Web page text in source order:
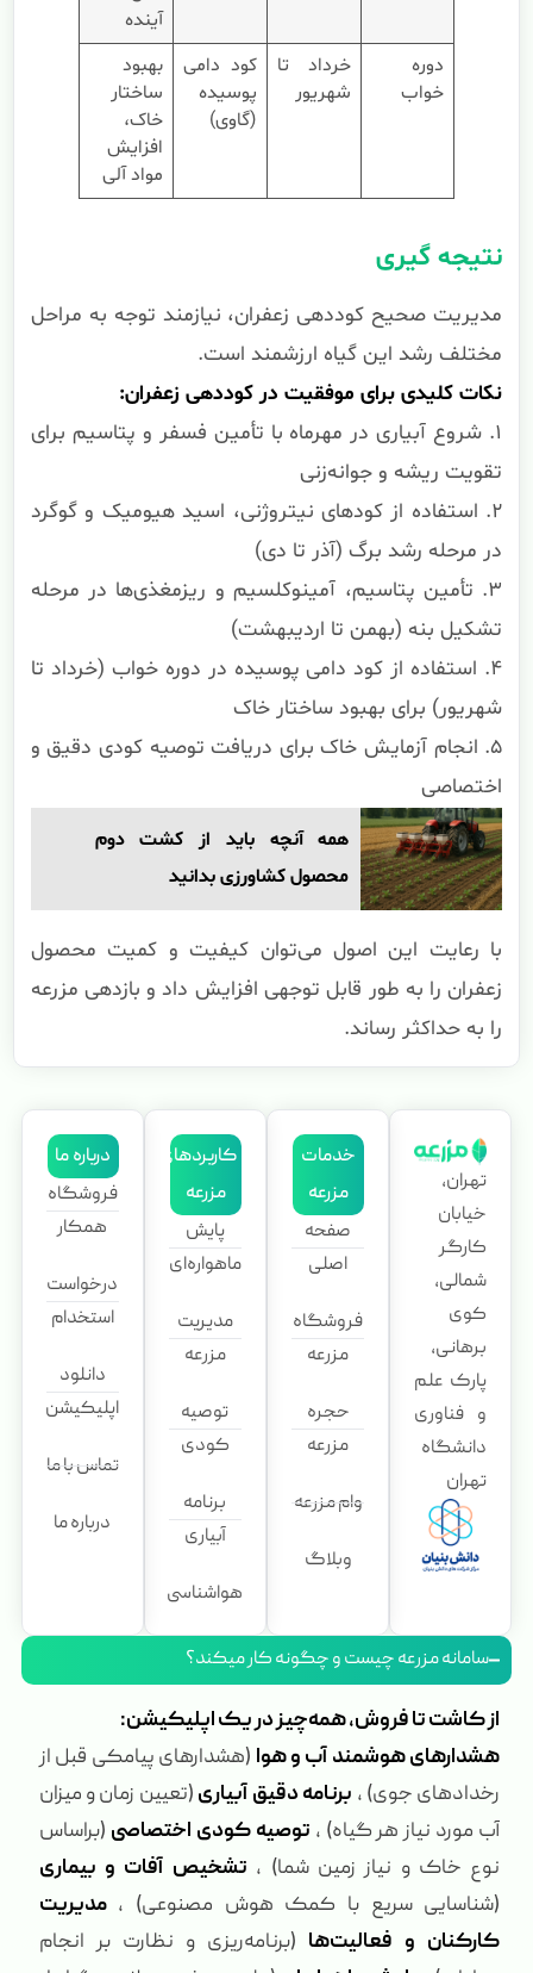
آینده
دوره
خواب
خرداد تا
شهریور
کود دامی
پوسیده
(گاوی)
بهبود
ساختار
خاک،
افزایش
مواد آلی
نتیجه گیری
مدیریت صحیح کوددهی زعفران، نیازمند توجه به مراحل
مختلف رشد این گیاه ارزشمند است.
نکات کلیدی برای موفقیت در کوددهی زعفران:
۱. شروع آبیاری در مهرماه با تأمین فسفر و پتاسیم برای
تقویت ریشه و جوانه‌زنی
۲. استفاده از کودهای نیتروژنی، اسید هیومیک و گوگرد
در مرحله رشد برگ (آذر تا دی)
۳. تأمین پتاسیم، آمینوکلسیم و ریزمغذی‌ها در مرحله
تشکیل بنه (بهمن تا اردیبهشت)
۴. استفاده از کود دامی پوسیده در دوره خواب (خرداد تا
شهریور) برای بهبود ساختار خاک
۵. انجام آزمایش خاک برای دریافت توصیه کودی دقیق و
اختصاصی
همه آنچه باید از کشت دوم
محصول کشاورزی بدانید
با رعایت این اصول می‌توان کیفیت و کمیت محصول
زعفران را به طور قابل توجهی افزایش داد و بازدهی مزرعه
را به حداکثر رساند.
تهران،
خیابان
کارگر
شمالی،
کوی
برهانی،
پارک علم
و فناوری
دانشگاه
تهران
خدمات
مزرعه
صفحه
اصلی
فروشگاه
مزرعه
حجره
مزرعه
وام مزرعه
وبلاگ
کاربردهای
مزرعه
پایش
ماهواره‌ای
مدیریت
مزرعه
توصیه
کودی
برنامه
آبیاری
هواشناسی
درباره ما
فروشگاه
همکار
درخواست
استخدام
دانلود
اپلیکیشن
تماس با ما
درباره ما
سامانه مزرعه چیست و چگونه کار میکند؟
از کاشت تا فروش، همه‌چیز در یک اپلیکیشن:
هشدارهای هوشمند آب و هوا (هشدارهای پیامکی قبل از
رخدادهای جوی) ، برنامه دقیق آبیاری (تعیین زمان و میزان
آب مورد نیاز هر گیاه) ، توصیه کودی اختصاصی (براساس
نوع خاک و نیاز زمین شما) ، تشخیص آفات و بیماری
(شناسایی سریع با کمک هوش مصنوعی) ،مدیریت
کارکنان و فعالیت‌ها (برنامه‌ریزی و نظارت بر انجام